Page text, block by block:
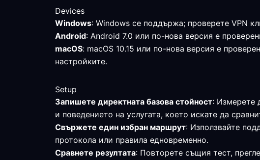
Devices
Windows: Windows се поддържа; проверете VPN
Android: Android 7.0 или по-нова версия е
macOS: macOS 10.15 или по-нова версия е
настройките.
Setup
Запишете директната базова стойност: Измерете
и поведението на услугата, което искате да
Свържете един избран маршрут: Използвайте
протокола или правила едновременно.
Сравнете резултата: Повторете същия тест,